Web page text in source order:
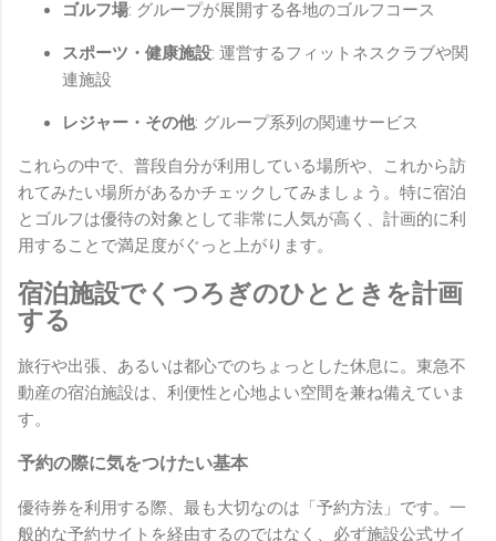
ゴルフ場: グループが展開する各地のゴルフコース
スポーツ・健康施設: 運営するフィットネスクラブや関
連施設
レジャー・その他: グループ系列の関連サービス
これらの中で、普段自分が利用している場所や、これから訪
れてみたい場所があるかチェックしてみましょう。特に宿泊
とゴルフは優待の対象として非常に人気が高く、計画的に利
用することで満足度がぐっと上がります。
宿泊施設でくつろぎのひとときを計画
する
旅行や出張、あるいは都心でのちょっとした休息に。東急不
動産の宿泊施設は、利便性と心地よい空間を兼ね備えていま
す。
予約の際に気をつけたい基本
優待券を利用する際、最も大切なのは「予約方法」です。一
般的な予約サイトを経由するのではなく、必ず施設公式サイ